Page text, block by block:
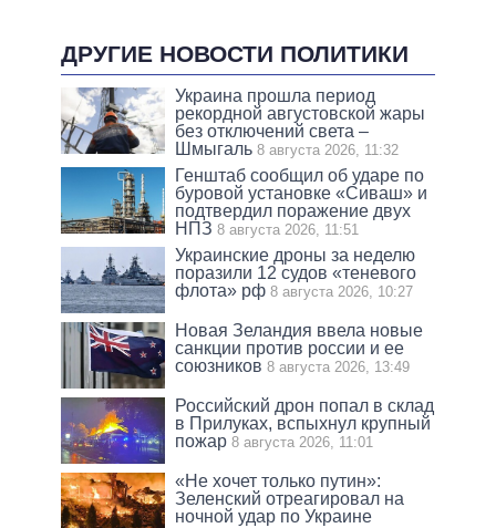
ДРУГИЕ НОВОСТИ ПОЛИТИКИ
Украина прошла период
рекордной августовской жары
без отключений света –
Шмыгаль 8 августа 2026, 11:32
Генштаб сообщил об ударе по
буровой установке «Сиваш» и
подтвердил поражение двух
НПЗ 8 августа 2026, 11:51
Украинские дроны за неделю
поразили 12 судов «теневого
флота» рф 8 августа 2026, 10:27
Новая Зеландия ввела новые
санкции против россии и ее
союзников 8 августа 2026, 13:49
Российский дрон попал в склад
в Прилуках, вспыхнул крупный
пожар 8 августа 2026, 11:01
«Не хочет только путин»:
Зеленский отреагировал на
ночной удар по Украине